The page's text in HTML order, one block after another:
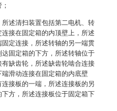
述清扫装置包括第二电机、转
接在固定箱的内顶壁上，所述
定连接，所述转轴的另一端贯
固定箱的下方，所述转轴位于
缺齿轮，所述缺齿轮啮合连接
滑动连接在固定箱的内底壁
接板的一端，所述连接板的另
方，所述连接板位于固定箱下